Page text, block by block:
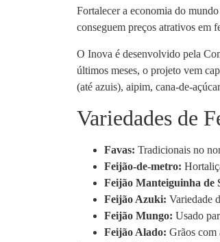
Fortalecer a economia do
conseguem preços atrativos em
O Inova é desenvolvido pela
últimos meses, o projeto vem
(até azuis), aipim, cana-de-
Variedades de
Favas: Tradicionais no
Feijão-de-metro:
Feijão Manteiguinha de
Feijão Azuki: Variedade
Feijão Mungo: Usado
Feijão Alado: Grãos com